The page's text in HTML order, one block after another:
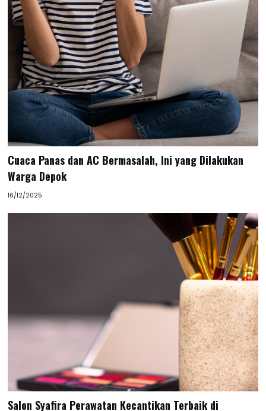
Cuaca Panas dan AC Bermasalah, Ini yang Dilakukan
Warga Depok
16/12/2025
Salon Syafira Perawatan Kecantikan Terbaik di